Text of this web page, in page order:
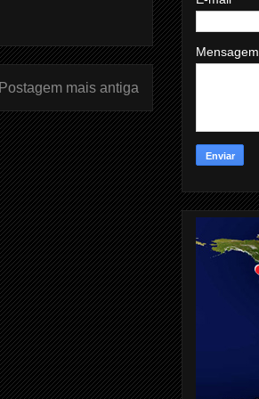
Postagem mais antiga
Mensagem